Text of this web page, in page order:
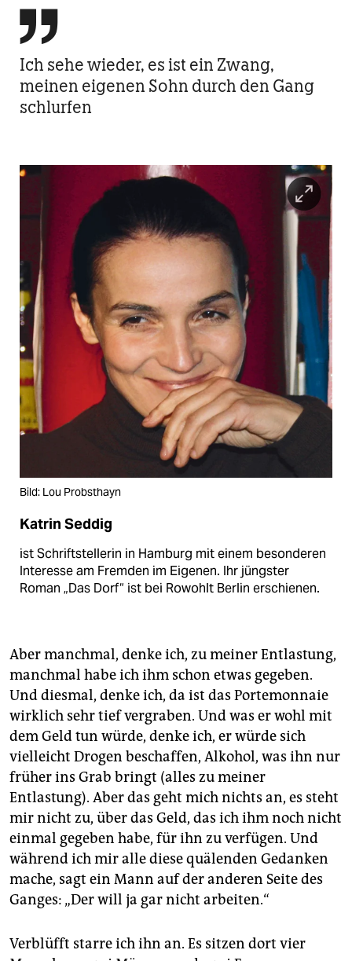

Ich sehe wieder, es ist ein Zwang,
meinen eigenen Sohn durch den Gang
schlurfen
Bild: Lou Probsthayn
Katrin Seddig
ist Schriftstellerin in Hamburg mit einem besonderen
Interesse am Fremden im Eigenen. Ihr jüngster
Roman „Das Dorf“ ist bei Rowohlt Berlin erschienen.
Aber manchmal, denke ich, zu meiner Entlastung,
manchmal habe ich ihm schon etwas gegeben.
Und diesmal, denke ich, da ist das Portemonnaie
wirklich sehr tief vergraben. Und was er wohl mit
dem Geld tun würde, denke ich, er würde sich
vielleicht Drogen beschaffen, Alkohol, was ihn nur
früher ins Grab bringt (alles zu meiner
Entlastung). Aber das geht mich nichts an, es steht
mir nicht zu, über das Geld, das ich ihm noch nicht
einmal gegeben habe, für ihn zu verfügen. Und
während ich mir alle diese quälenden Gedanken
mache, sagt ein Mann auf der anderen Seite des
Ganges: „Der will ja gar nicht arbeiten.“
Verblüfft starre ich ihn an. Es sitzen dort vier